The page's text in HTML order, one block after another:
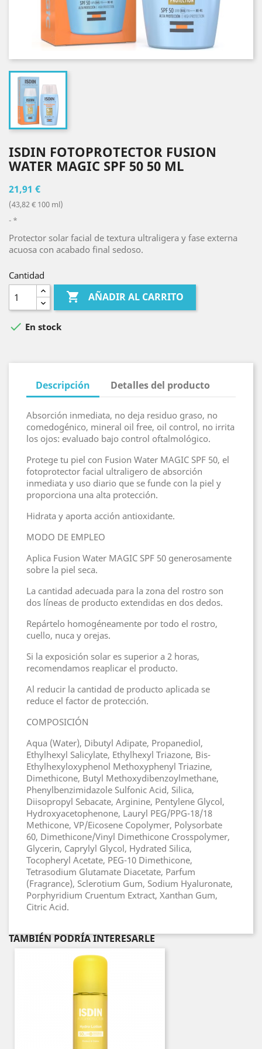
ISDIN FOTOPROTECTOR FUSION
WATER MAGIC SPF 50 50 ML
21,91 €
(43,82 € 100 ml)
*
Protector solar facial de textura ultraligera y fase externa
acuosa con acabado final sedoso.
Cantidad
 AÑADIR AL CARRITO
 En stock
Descripción Detalles del producto
Absorción inmediata, no deja residuo graso, no
comedogénico, mineral oil free, oil control, no irrita
los ojos: evaluado bajo control oftalmológico.
Protege tu piel con Fusion Water MAGIC SPF 50, el
fotoprotector facial ultraligero de absorción
inmediata y uso diario que se funde con la piel y
proporciona una alta protección.
Hidrata y aporta acción antioxidante.
MODO DE EMPLEO
Aplica Fusion Water MAGIC SPF 50 generosamente
sobre la piel seca.
La cantidad adecuada para la zona del rostro son
dos líneas de producto extendidas en dos dedos.
Repártelo homogéneamente por todo el rostro,
cuello, nuca y orejas.
Si la exposición solar es superior a 2 horas,
recomendamos reaplicar el producto.
Al reducir la cantidad de producto aplicada se
reduce el factor de protección.
COMPOSICIÓN
Aqua (Water), Dibutyl Adipate, Propanediol,
Ethylhexyl Salicylate, Ethylhexyl Triazone, Bis-
Ethylhexyloxyphenol Methoxyphenyl Triazine,
Dimethicone, Butyl Methoxydibenzoylmethane,
Phenylbenzimidazole Sulfonic Acid, Silica,
Diisopropyl Sebacate, Arginine, Pentylene Glycol,
Hydroxyacetophenone, Lauryl PEG/PPG-18/18
Methicone, VP/Eicosene Copolymer, Polysorbate
60, Dimethicone/Vinyl Dimethicone Crosspolymer,
Glycerin, Caprylyl Glycol, Hydrated Silica,
Tocopheryl Acetate, PEG-10 Dimethicone,
Tetrasodium Glutamate Diacetate, Parfum
(Fragrance), Sclerotium Gum, Sodium Hyaluronate,
Porphyridium Cruentum Extract, Xanthan Gum,
Citric Acid.
TAMBIÉN PODRÍA INTERESARLE